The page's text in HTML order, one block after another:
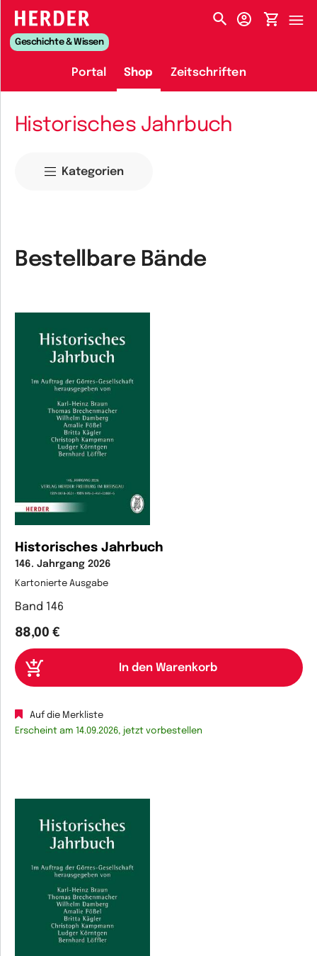
HERDER-MENÜ
Geschichte & Wissen
Portal Shop Zeitschriften
Historisches Jahrbuch
Kategorien
Bestellbare Bände
Historisches Jahrbuch
146. Jahrgang 2026
Kartonierte Ausgabe
Band 146
88,00 €
Auf die Merkliste
Erscheint am 14.09.2026, jetzt vorbestellen